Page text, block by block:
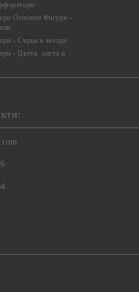
Основни Фигури -
- Сърца и звезди
- Цветя, листа и